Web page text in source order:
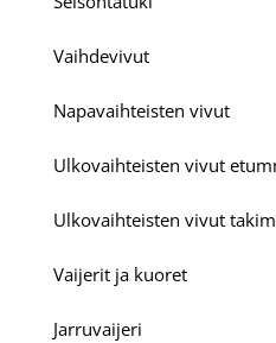
Vaihdevivut
Napavaihteisten vivut
Ulkovaihteisten vivut
Ulkovaihteisten vivut
Vaijerit ja kuoret
Jarruvaijeri